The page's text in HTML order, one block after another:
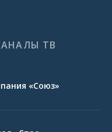
ТВ
«Союз»